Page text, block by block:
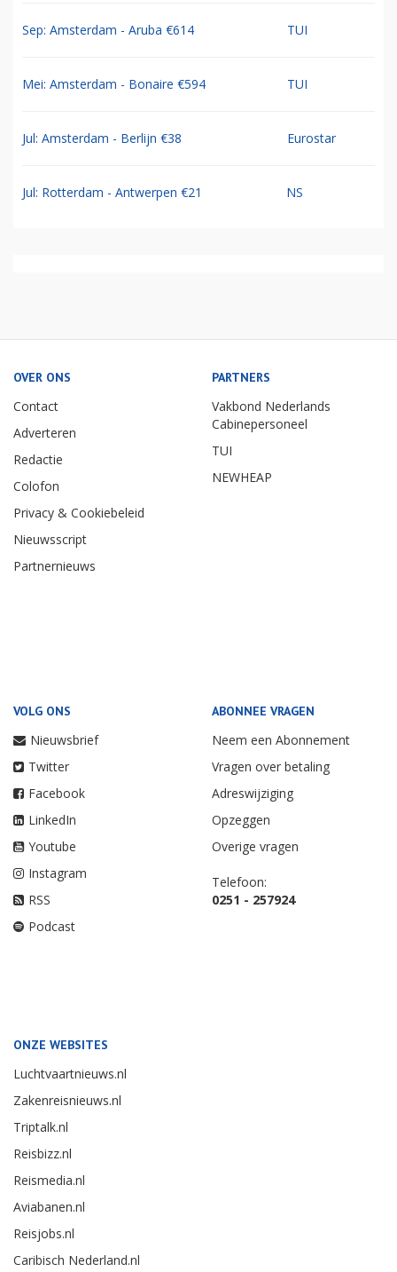
Sep: Amsterdam - Aruba €614 TUI
Mei: Amsterdam - Bonaire €594 TUI
Jul: Amsterdam - Berlijn €38 Eurostar
Jul: Rotterdam - Antwerpen €21 NS
OVER ONS
Contact
Adverteren
Redactie
Colofon
Privacy & Cookiebeleid
Nieuwsscript
Partnernieuws
PARTNERS
Vakbond Nederlands
Cabinepersoneel
TUI
NEWHEAP
VOLG ONS
Nieuwsbrief
Twitter
Facebook
LinkedIn
Youtube
Instagram
RSS
Podcast
ABONNEE VRAGEN
Neem een Abonnement
Vragen over betaling
Adreswijziging
Opzeggen
Overige vragen
Telefoon:
0251 - 257924
ONZE WEBSITES
Luchtvaartnieuws.nl
Zakenreisnieuws.nl
Triptalk.nl
Reisbizz.nl
Reismedia.nl
Aviabanen.nl
Reisjobs.nl
Caribisch Nederland.nl